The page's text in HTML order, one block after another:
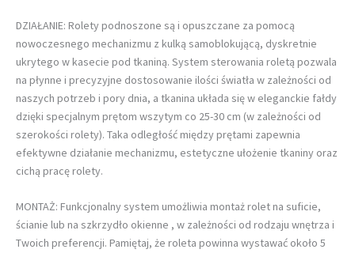
DZIAŁANIE: Rolety podnoszone są i opuszczane za pomocą
nowoczesnego mechanizmu z kulką samoblokującą, dyskretnie
ukrytego w kasecie pod tkaniną. System sterowania roletą pozwala
na płynne i precyzyjne dostosowanie ilości światła w zależności od
naszych potrzeb i pory dnia, a tkanina układa się w eleganckie fałdy
dzięki specjalnym prętom wszytym co 25-30 cm (w zależności od
szerokości rolety). Taka odległość między prętami zapewnia
efektywne działanie mechanizmu, estetyczne ułożenie tkaniny oraz
cichą pracę rolety.
MONTAŻ: Funkcjonalny system umożliwia montaż rolet na suficie,
ścianie lub na szkrzydło okienne , w zależności od rodzaju wnętrza i
Twoich preferencji. Pamiętaj, że roleta powinna wystawać około 5